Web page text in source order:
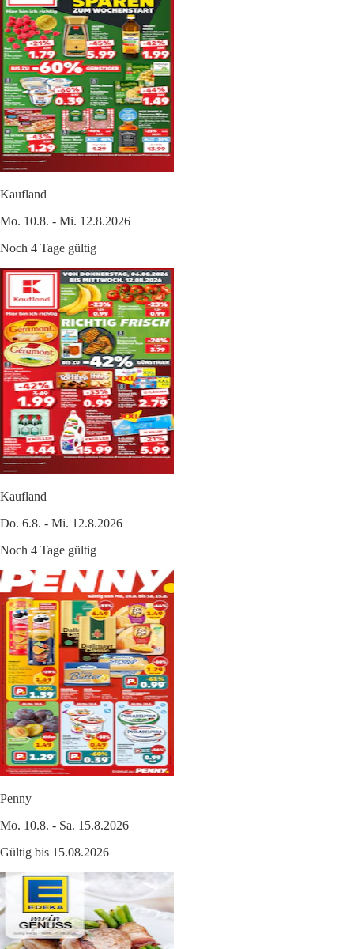
Kaufland
Mo. 10.8. - Mi. 12.8.2026
Noch 4 Tage gültig
Kaufland
Do. 6.8. - Mi. 12.8.2026
Noch 4 Tage gültig
Penny
Mo. 10.8. - Sa. 15.8.2026
Gültig bis 15.08.2026